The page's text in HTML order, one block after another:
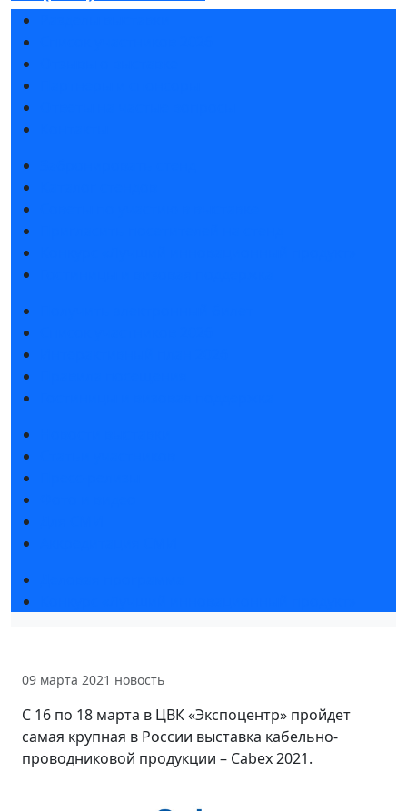
09 марта 2021 новость
С 16 по 18 марта в ЦВК «Экспоцентр» пройдет
самая крупная в России выставка кабельно-
проводниковой продукции – Cabex 2021.